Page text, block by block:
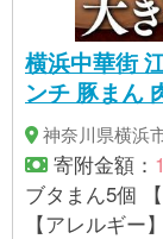
横浜中華街
ンチ 豚まん
神奈川県横浜
寄附金額：
ブタまん5個 【賞味期限】 発送日含む 冷凍1ヵ月
【アレルギー